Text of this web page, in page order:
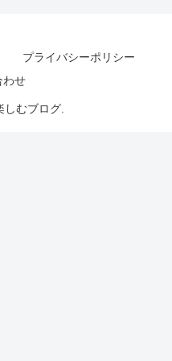
プライバシーポリシー
わせ
むブログ.